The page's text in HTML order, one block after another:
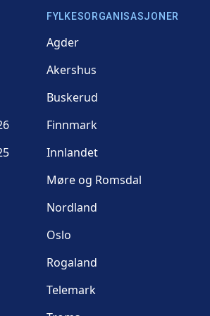
FYLKESORGANISASJONER
Agder
Akershus
Buskerud
Finnmark
Innlandet
Møre og Romsdal
Nordland
Oslo
Rogaland
Telemark